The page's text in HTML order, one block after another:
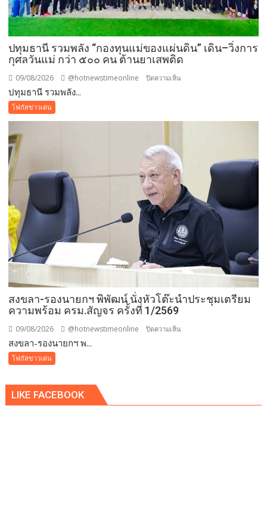
ปทุมธานี รวมพลัง “กองทุนแม่ของแผ่นดิน” เดิน–วิ่งการ
กุศลวันแม่ กว่า ๕๐๐ คน ต้านยาเสพติด
09/08/2026 @hotnewstimeonline ปิดความเห็น
แผ่น
ดิน”
เดิน–
วิ่ง
การ
กุศล
วัน
แม่
กว่า
๕๐๐
คน
ปทุมธานี รวมพลัง...
โฟกัสข่าวเด่น
สงขลา-รองนายกฯ พิพัฒน์ นั่งหัวโต๊ะนำประชุมเตรียม
ความพร้อม ครม.สัญจร ครั้งที่ 1/2569
09/08/2026 @hotnewstimeonline ปิดความเห็น
นั่ง
สงขลา-รองนายกฯ พ...
โฟกัสข่าวเด่น
LIKE FACEBOOK